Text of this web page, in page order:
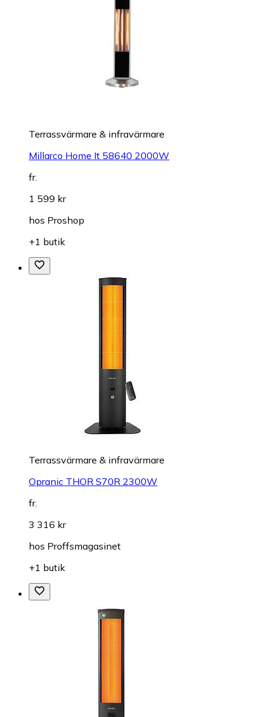
Terrassvärmare & infravärmare
Millarco Home It 58640 2000W
fr.
1 599 kr
hos Proshop
+1 butik
Terrassvärmare & infravärmare
Opranic THOR S70R 2300W
fr.
3 316 kr
hos Proffsmagasinet
+1 butik